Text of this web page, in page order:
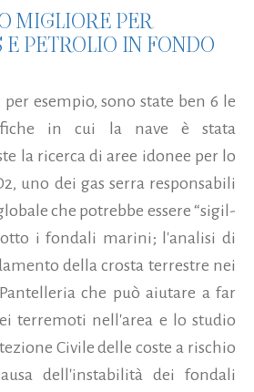
MIGLIORE PER
E PETROLIO IN FONDO
esempio, sono state ben 6 le
in cui la nave è stata
la ricerca di aree idonee per lo
uno dei gas serra responsabili
che potrebbe essere “sigil-
i fondali marini; l'analisi di
della crosta terrestre nei
che può aiutare a far
terremoti nell'area e lo studio
Civile delle coste a rischio
dell'instabilità dei fondali